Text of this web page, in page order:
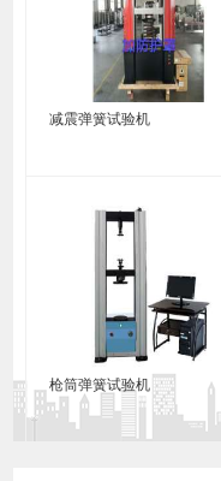
减震弹簧试验机
枪筒弹簧试验机